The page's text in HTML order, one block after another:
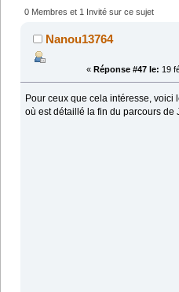
l'itinéraire précis du
fois)
0 Membres et 1 Invité sur ce sujet
Nanou13764
« Réponse #47 le: 19
Pour ceux que cela intéresse,
où est détaillé la fin du parcours de